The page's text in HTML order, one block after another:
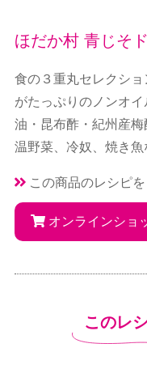
ほだか村 青じそ
食の３重丸セレクシ
がたっぷりのノンオ
油・昆布酢・紀州産梅
温野菜、冷奴、焼き魚
この商品のレシピを
オンラインショ
このレ